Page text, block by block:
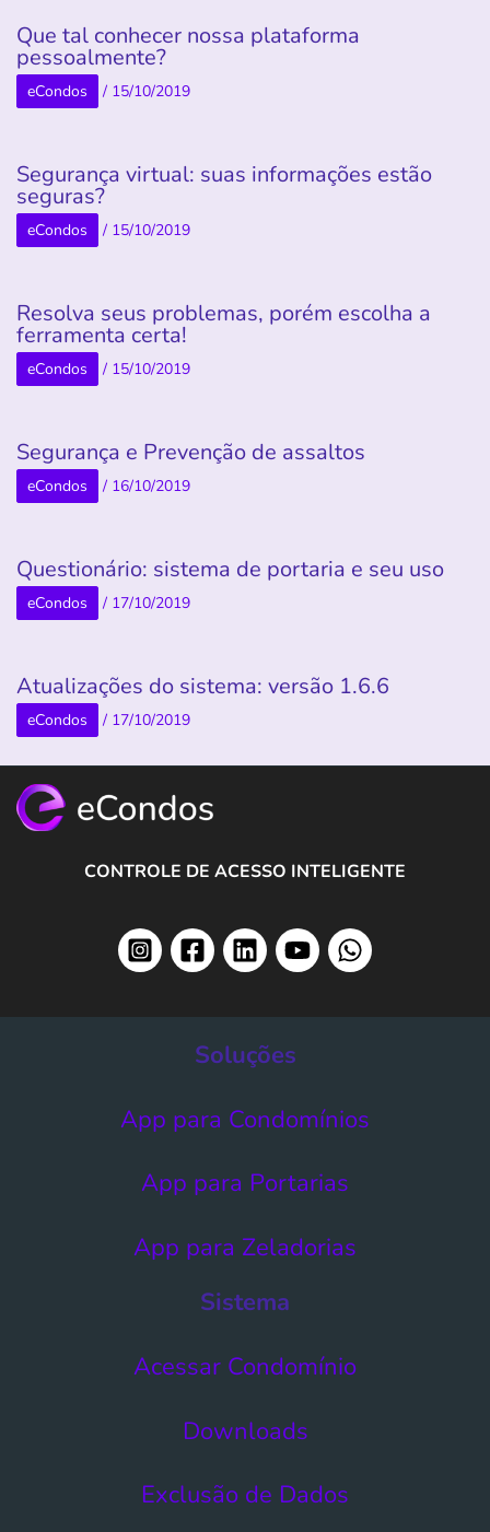
Que tal conhecer nossa plataforma
pessoalmente?
eCondos / 15/10/2019
Segurança virtual: suas informações estão
seguras?
eCondos / 15/10/2019
Resolva seus problemas, porém escolha a
ferramenta certa!
eCondos / 15/10/2019
Segurança e Prevenção de assaltos
eCondos / 16/10/2019
Questionário: sistema de portaria e seu uso
eCondos / 17/10/2019
Atualizações do sistema: versão 1.6.6
eCondos / 17/10/2019
CONTROLE DE ACESSO INTELIGENTE
Soluções
App para Condomínios
App para Portarias
App para Zeladorias
Sistema
Acessar Condomínio​
Downloads
Exclusão de Dados​